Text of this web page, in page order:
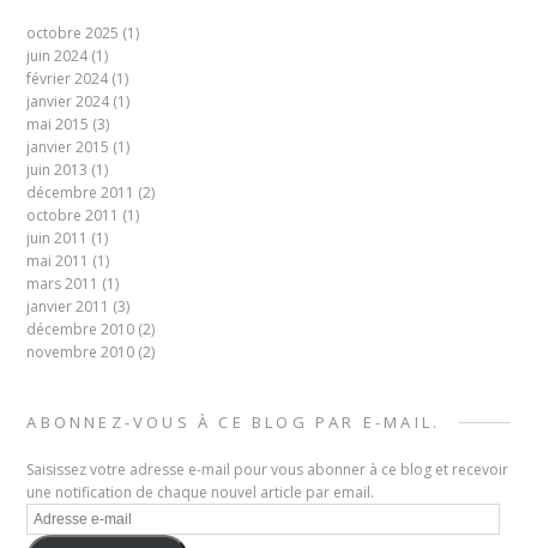
octobre 2025 (1)
juin 2024(1)
février 2024(1)
janvier 2024(1)
mai 2015 (3)
janvier 2015 (1)
juin 2013 (1)
décembre 2011 (2)
octobre 2011 (1)
juin 2011 (1)
mai 2011 (1)
mars 2011 (1)
janvier 2011 (3)
décembre 2010 (2)
novembre 2010 (2)
ABONNEZ-VOUS À CE BLOG PAR E-MAIL.
Saisissez votre adresse e-mail pour vous abonner à ce blog et recevoir
une notification de chaque nouvel article par email.
Adresse
e-